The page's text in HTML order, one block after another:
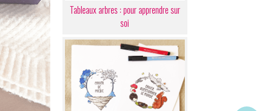
Tableaux arbres : pour apprendre sur
soi